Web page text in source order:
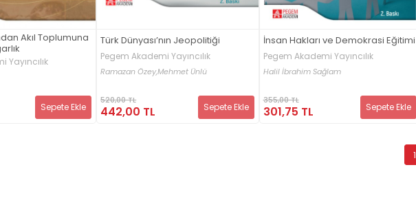
Akıl Toplumuna
Yayıncılık
Sepete Ekle
Türk Dünyası’nın Jeopolitiği
Pegem Akademi Yayıncılık
Ramazan Özey,Mehmet Ünlü
520,00 TL
442,00 TL Sepete Ekle
İnsan Hakları ve Demokrasi Eğitimi
Pegem Akademi Yayıncılık
Halil İbrahim Sağlam
355,00 TL
301,75 TL Sepete Ekle
1